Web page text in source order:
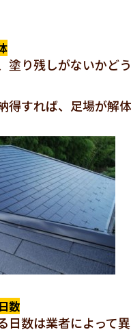
塗り残しがないかど
得すれば、足場が解
数
日数は業者によって